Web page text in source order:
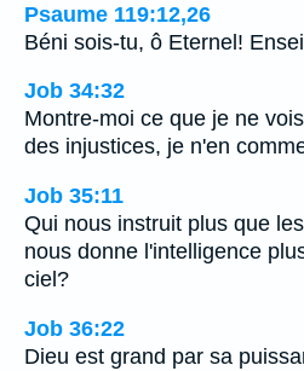
Psaume 119:12,26
Béni sois-tu, ô Eternel!
Job 34:32
Montre-moi ce que je ne
des injustices, je n'en
Job 35:11
Qui nous instruit plus que
nous donne l'intelligence
ciel?
Job 36:22
Dieu est grand par sa